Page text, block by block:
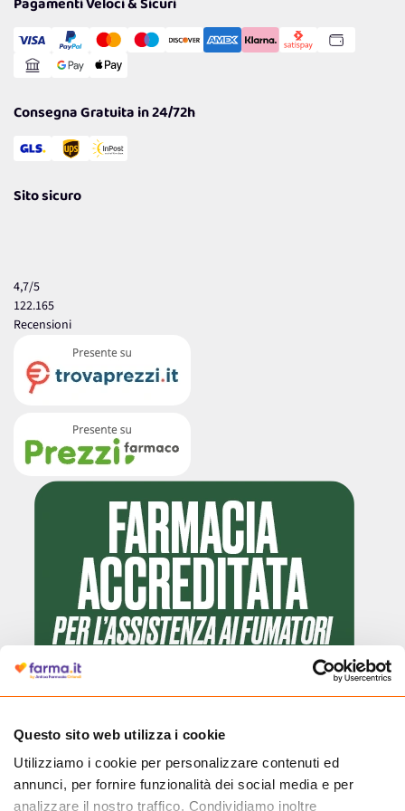
Questo sito web utilizza i cookie
Utilizziamo i cookie per personalizzare contenuti ed
annunci, per fornire funzionalità dei social media e per
analizzare il nostro traffico. Condividiamo inoltre
Gestisci Cookie
Reso Facile e Veloce
Consegna Gratuita in 24/72h
Sito sicuro
4,7/5
122.165
Recensioni
Cliccando il badge, puoi verificare che Farma.it è un'entità regolarmente
autorizzata dal Ministero della Salute a effettuare la vendita online di
medicinali.